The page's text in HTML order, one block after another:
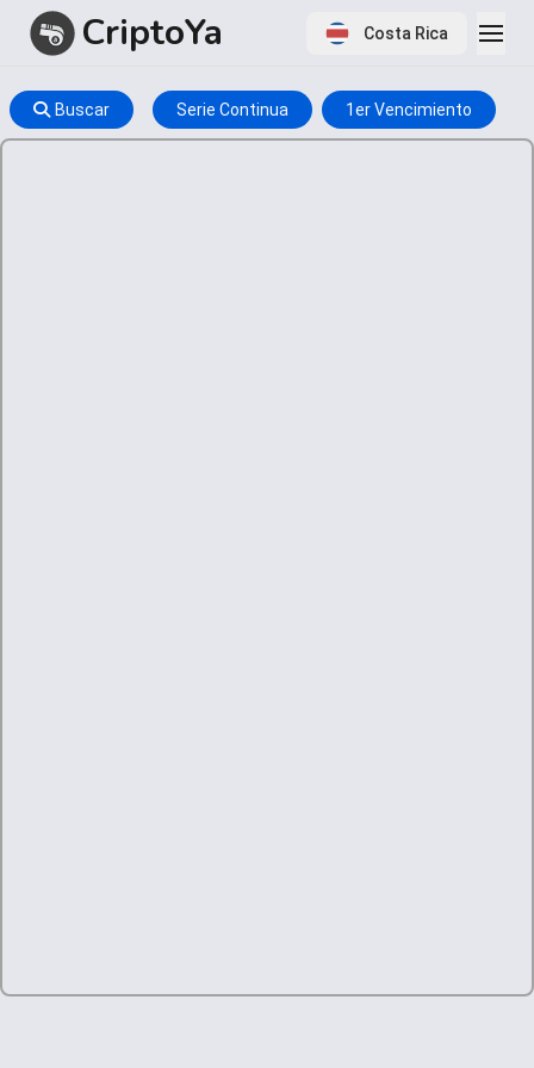
CriptoYa Costa Rica
Buscar Serie Continua 1er Vencimiento